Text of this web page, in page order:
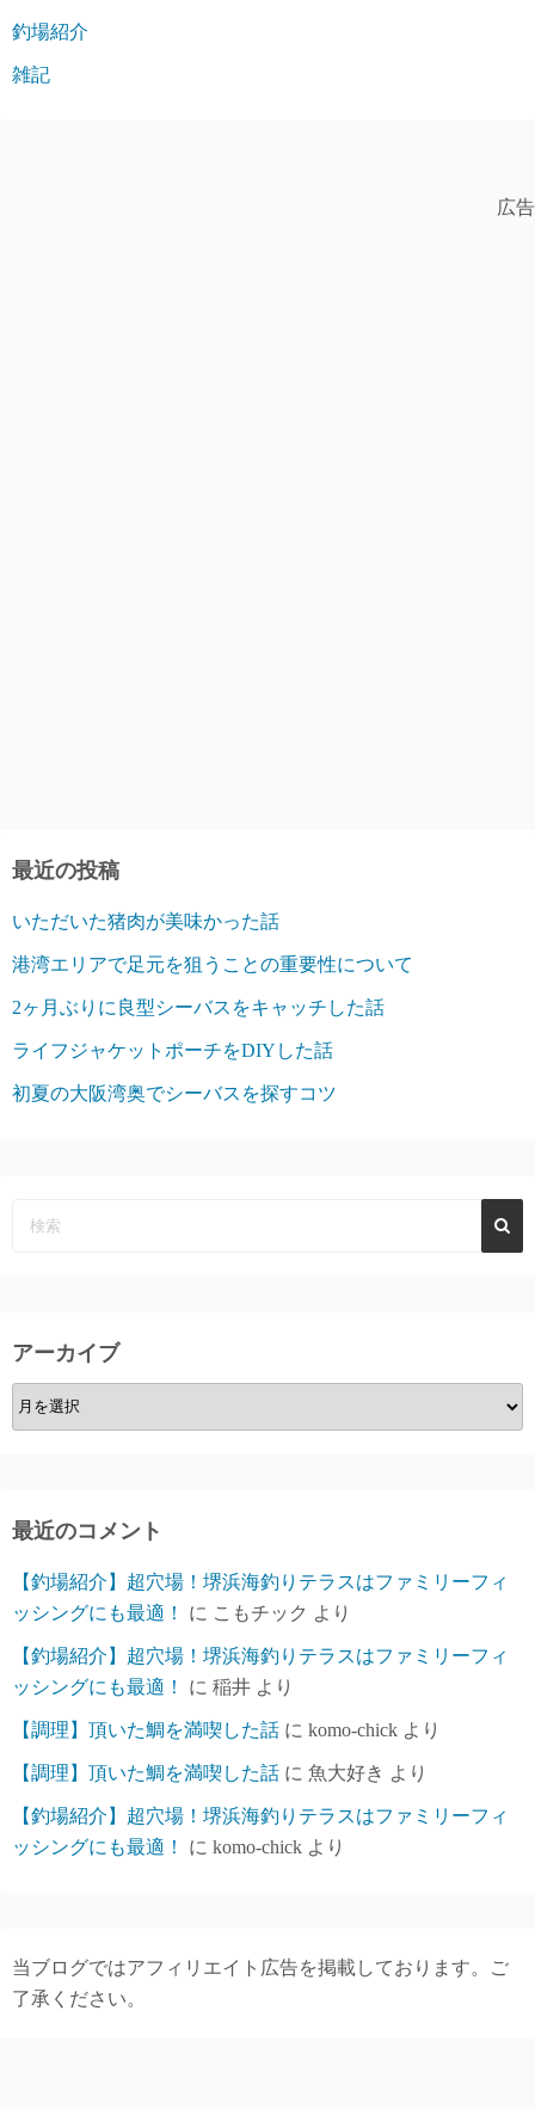
釣場紹介
雑記
広告
最近の投稿
いただいた猪肉が美味かった話
港湾エリアで足元を狙うことの重要性について
2ヶ月ぶりに良型シーバスをキャッチした話
ライフジャケットポーチをDIYした話
初夏の大阪湾奥でシーバスを探すコツ
アーカイブ
ア
ー
ブ
最近のコメント
【釣場紹介】超穴場！堺浜海釣りテラスはファミリーフィ
ッシングにも最適！
に こもチック より
【釣場紹介】超穴場！堺浜海釣りテラスはファミリーフィ
ッシングにも最適！
に 稲井 より
【調理】頂いた鯛を満喫した話 に komo-chick より
【調理】頂いた鯛を満喫した話 に 魚大好き より
【釣場紹介】超穴場！堺浜海釣りテラスはファミリーフィ
ッシングにも最適！
に komo-chick より
当ブログではアフィリエイト広告を掲載しております。ご
了承ください。